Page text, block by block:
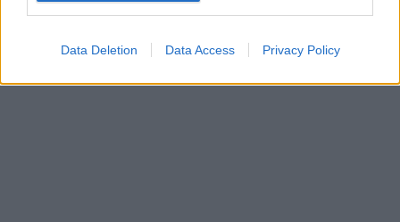
Data Deletion Data Access Privacy Policy